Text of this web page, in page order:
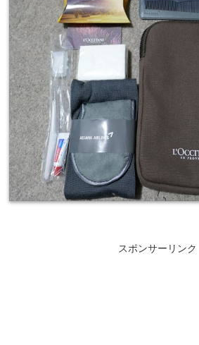
スポンサーリンク